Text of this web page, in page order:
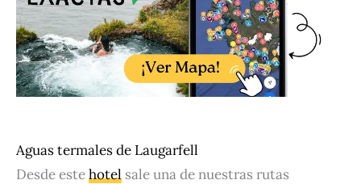
Aguas termales de Laugarfell
Desde estehotel sale una de nuestras rutas